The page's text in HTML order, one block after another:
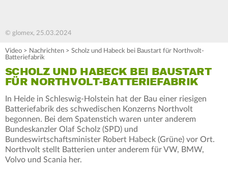
© glomex, 25.03.2024
Video > Nachrichten > Scholz und Habeck bei Baustart für Northvolt-
Batteriefabrik
SCHOLZ UND HABECK BEI BAUSTART
FÜR NORTHVOLT-BATTERIEFABRIK
In Heide in Schleswig-Holstein hat der Bau einer riesigen
Batteriefabrik des schwedischen Konzerns Northvolt
begonnen. Bei dem Spatenstich waren unter anderem
Bundeskanzler Olaf Scholz (SPD) und
Bundeswirtschaftsminister Robert Habeck (Grüne) vor Ort.
Northvolt stellt Batterien unter anderem für VW, BMW,
Volvo und Scania her.